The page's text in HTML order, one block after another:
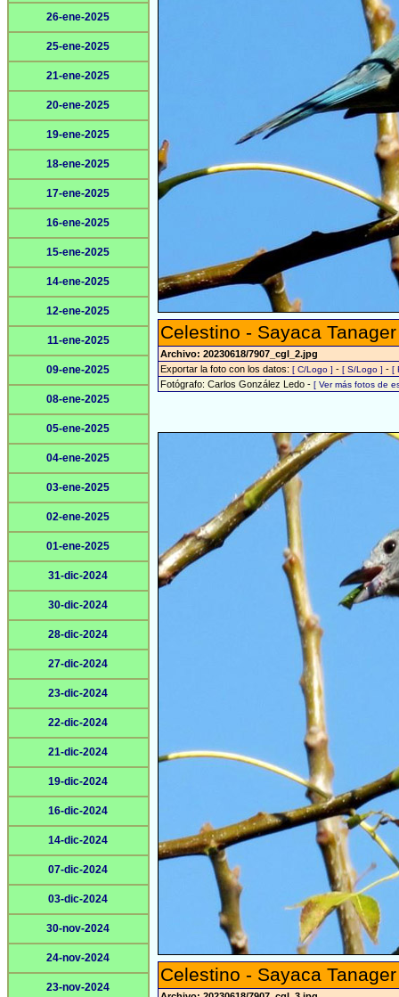
26-ene-2025
25-ene-2025
21-ene-2025
20-ene-2025
19-ene-2025
18-ene-2025
17-ene-2025
16-ene-2025
15-ene-2025
14-ene-2025
12-ene-2025
11-ene-2025
09-ene-2025
08-ene-2025
05-ene-2025
04-ene-2025
03-ene-2025
02-ene-2025
01-ene-2025
31-dic-2024
30-dic-2024
28-dic-2024
27-dic-2024
23-dic-2024
22-dic-2024
21-dic-2024
19-dic-2024
16-dic-2024
14-dic-2024
07-dic-2024
03-dic-2024
30-nov-2024
24-nov-2024
23-nov-2024
Celestino - Sayaca
Archivo: 20230618/7907_cgl_2.jpg
Exportar la foto con los datos: [ C/Logo ] - [ S/Logo ] - [
Fotógrafo: Carlos González Ledo - [ Ver más fotos de
Celestino - Sayaca